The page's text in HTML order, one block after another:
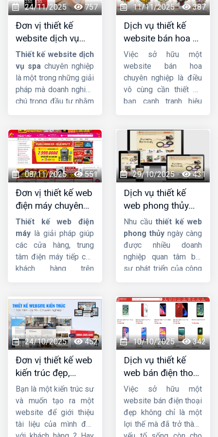
24/11/2025 757
Đơn vị thiết kế
website dịch vụ
spa uy tín, chuyên
nghiệp, chuẩn SEO
Thiết kế website dịch
vụ spa chuyên nghiệp
là một trong những giải
pháp mà doanh nghiệp
chú trọng đầu tư nhằm
hàng tiềm năng và hỗ
trợ quản lý dịch vụ một
cách chuyên nghiệp,
tiện lợi. Tại sao chú
trọng đầu tư vào
website spa, thẩm mỹ
viện? CùngCông ty
HIGkhám phá nhé.
11/11/2025 387
Dịch vụ thiết kế
website bán hoa uy
tín, chuyên nghiệp,
giao diện đẹp
Việc sở hữu một
website bán hoa
chuyên nghiệp là điều
vô cùng cần thiết để
bạn cạnh tranh hiệu
bạn tiếp cận khách
hàng tiềm năng một
cách dễ dàng, website
còn là công cụ đắc lực
để xây dựng thương
hiệu và tăng doanh thu
cho cửa hàng hoa của
bạn.
08/11/2025 551
Đơn vị thiết kế web
điện máy chuyên
nghiệp, chuẩn SEO,
giá tốt
Thiết kế web điện
máy là giải pháp giúp
các cửa hàng, trung
tâm điện máy tiếp cận
khách hàng trên
nhanh chóng.Công ty
HIGvới kinh nghiệm
hơn 10 năm trong lĩnh
vực thiết kế website,
chúng tôi đảm bảo
mang sự hài lòng cho
quý khách về chất
lượng dịch vụ.
29/10/2025 431
Dịch vụ thiết kế
web phong thủy
đẹp, chuyên
nghiệp, chuẩn SEO
Nhu cầuthiết kế web
phong thủy ngày càng
được nhiều doanh
nghiệp quan tâm bởi
sự phát triển của công
bạn tìm hiểuthiết kế
website phong thủy
là gì ? Tầm quan trọng
và yêu cầu của thiết kế
website theo phong
thủy.
24/10/2025 452
Đơn vị thiết kế web
kiến trúc đẹp,
chuyên nghiệp,
chuẩn SEO
Bạn là một kiến trúc sư
và muốn tạo ra một
website để giới thiệu
tài liệu của mình đến
10/10/2025 342
Dịch vụ thiết kế
web bán điện thoại
chuyên nghiệp giúp
tăng doanh số
Việc sở hữu một
website bán điện thoại
đẹp không chỉ là một
lợi thế mà đã trở thành